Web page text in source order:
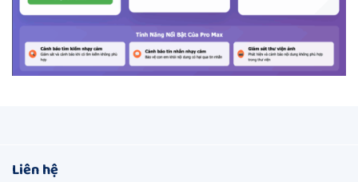
Liên hệ